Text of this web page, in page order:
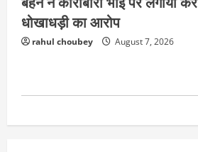
धोखाधड़ी का आरोप
rahul choubey August 7, 2026
अपराध
बहुचर्चित अंकित
खिलाफ FIR
मैक में इंटीरियर